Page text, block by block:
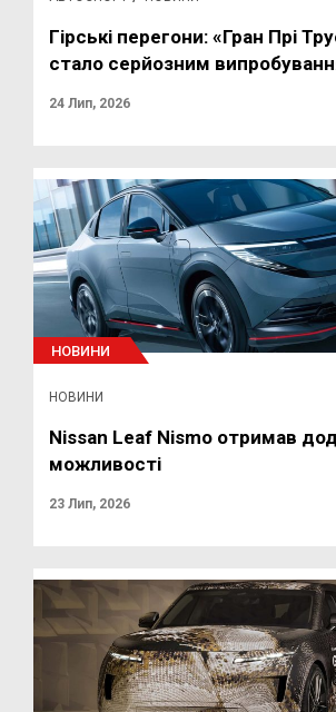
Гірські перегони: «Гран Прі
стало серйозним
24 Лип, 2026
НОВИНИ
НОВИНИ
Nissan Leaf Nismo отримав
можливості
23 Лип, 2026